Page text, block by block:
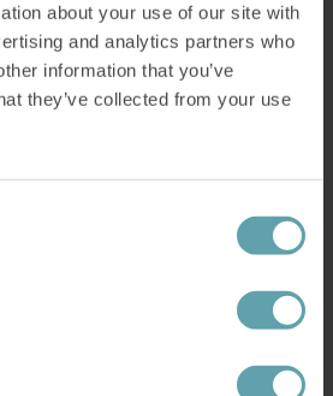
about your use of our site with
and analytics partners who
information that you’ve
they’ve collected from your use
att förklara mer. –Vid träning
signaler upp till